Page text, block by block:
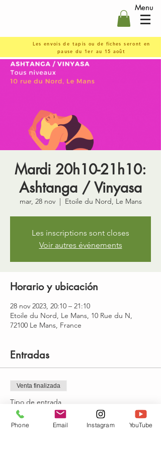
Menu
Les envois de tapis ou de fiches seront en
pause du 1er au 15 août
Mardi 20h10-21h10:
Ashtanga / Vinyasa
mar, 28 nov
  |
Etoile du Nord, Le Mans
Les inscriptions sont closes
Voir autres événements
Horario y ubicación
28 nov 2023, 20:10 – 21:10
Etoile du Nord, Le Mans, 10 Rue du N,
72100 Le Mans, France
Entradas
Venta finalizada
Tipo de entrada
yoga : Mardi 20h10-21h10
Phone Email Instagram YouTube